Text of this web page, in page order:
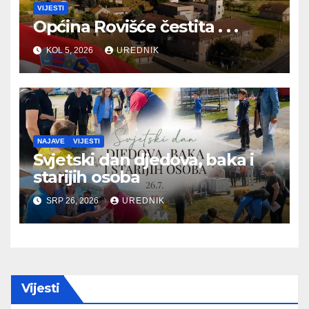
VIJESTI
Općina Rovišće čestita . . .
KOL 5, 2026 UREDNIK
NAJAVE VIJESTI
Svjetski dan djedova, baka i
starijih osoba
SRP 26, 2026 UREDNIK
Vijesti